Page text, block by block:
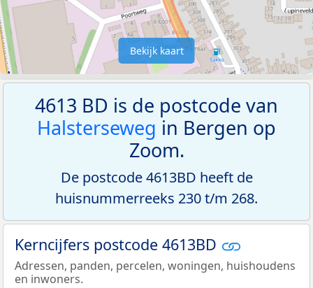
Bekijk kaart
4613 BD is de postcode van
Halsterseweg in Bergen op
Zoom.
De postcode 4613BD heeft de
huisnummerreeks 230 t/m 268.
Kerncijfers postcode 4613BD
Adressen, panden, percelen, woningen, huishoudens
en inwoners.